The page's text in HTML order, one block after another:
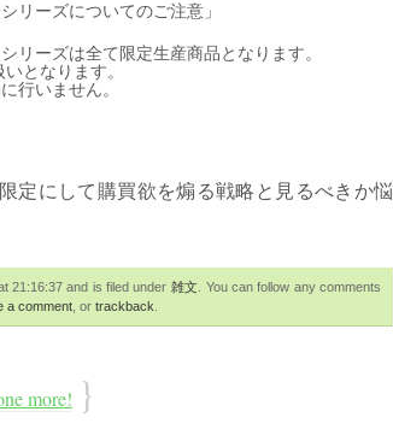
リーズについてのご注意」
リーズは全て限定生産商品となります。
となります。
行いません。
定にして購買欲を煽る戦略と見るべきか悩
21:16:37 and is filed under 雑文
. You can follow any comments
a comment , or trackback
more! }